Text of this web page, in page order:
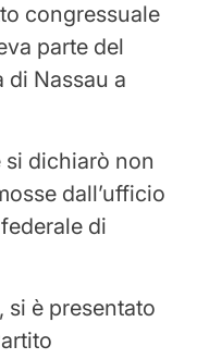
congressuale
parte del
di Nassau a
si dichiarò non
dall’ufficio
di
è presentato